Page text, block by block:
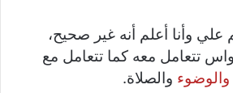
وأنا أعلم أنه غير صحيح،
تتعامل معه كما تتعامل مع
والوضوء والصلاة.